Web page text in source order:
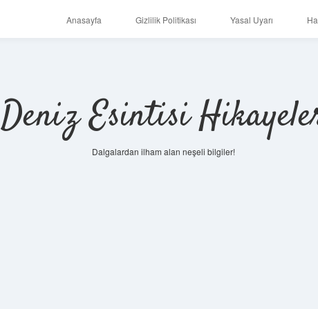
Anasayfa Gizlilik Politikası Yasal Uyarı
Deniz Esintisi
Dalgalardan ilham alan neşeli bilgiler!